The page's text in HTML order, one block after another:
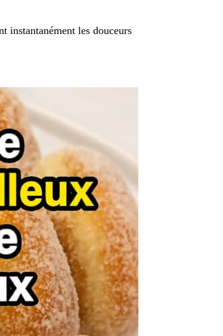
instantanément les douceurs